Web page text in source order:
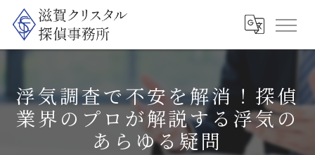
浮気調査で不安を解消！探偵
業界のプロが解説する浮気の
あらゆる疑問